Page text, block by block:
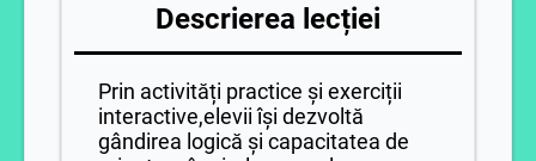
Descrierea lecției
Prin activități practice și exerciții
interactive,elevii își dezvoltă
gândirea logică și capacitatea de